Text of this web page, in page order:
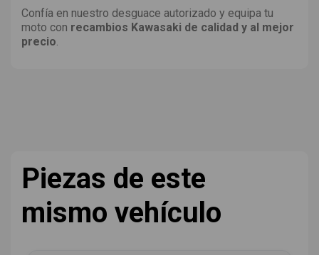
Confía en nuestro desguace autorizado y equipa tu
moto con recambios Kawasaki de calidad y al mejor
precio.
Piezas de este
mismo vehículo